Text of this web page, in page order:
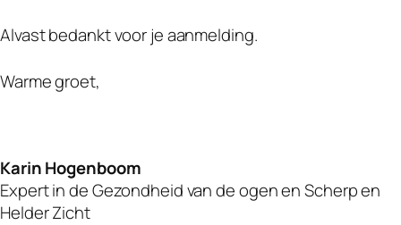
Alvast bedankt voor je aanmelding.
Warme groet,
Karin Hogenboom
Expert in de Gezondheid van de ogen en Scherp en
Helder Zicht